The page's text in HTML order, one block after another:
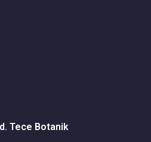
Tece Botanik